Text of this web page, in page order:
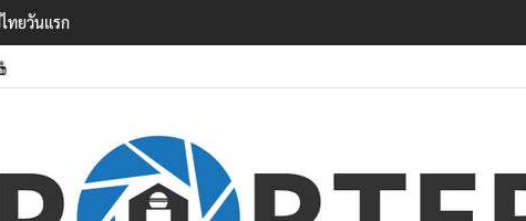
ายได้ 2.3 หมื่นล้านยูโร คว้าไลเซนส์ ‘กุชชี่’ 50 ปี พร้อมส่ง 4 แบรนด์ใหม่บุกตลาดไทย